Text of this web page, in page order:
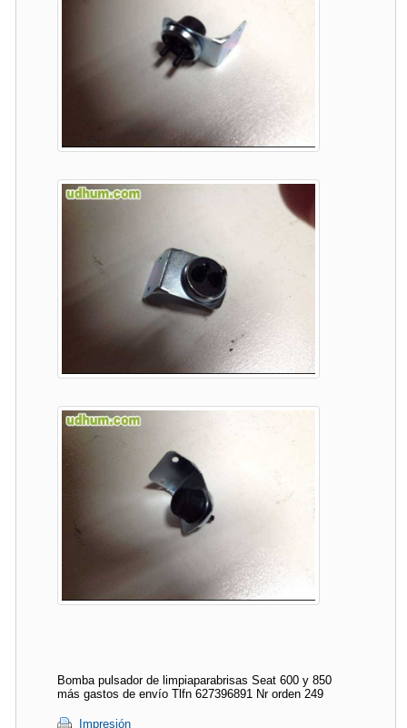
Bomba pulsador de limpiaparabrisas Seat 600 y 850
más gastos de envío Tlfn 627396891 Nr orden 249
Impresión